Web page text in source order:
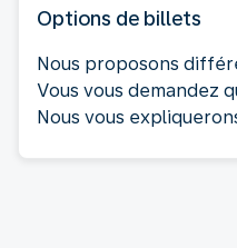
Options de billets
Nous proposons
Vous vous demandez
Nous vous